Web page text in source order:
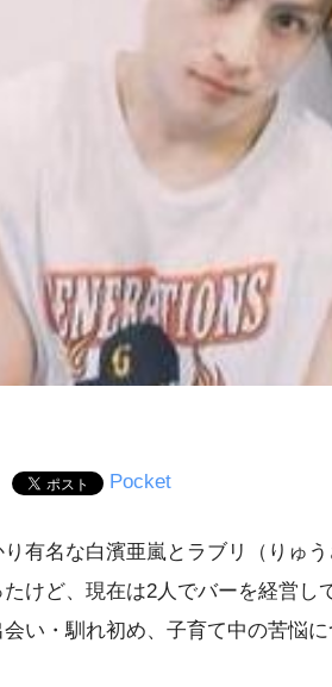
Pocket
有名な白濱亜嵐とラブリ（りゅ
たけど、現在は2人でバーを経営
い・馴れ初め、子育て中の苦悩に